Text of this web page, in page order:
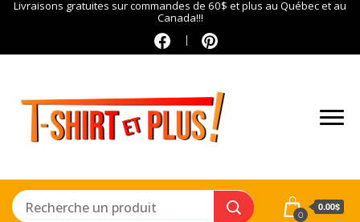
Livraisons gratuites sur commandes de 60$ et plus au Québec et au
Canada!!!
0
0.00$